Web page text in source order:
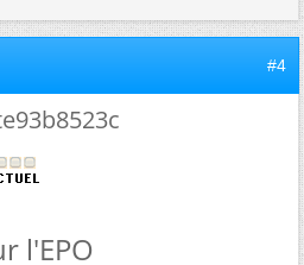
#4
l'EPO